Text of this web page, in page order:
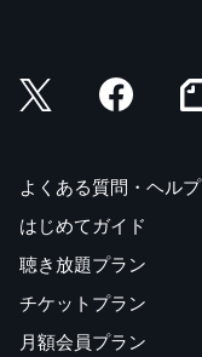
よくある質問・ヘルプ
はじめてガイド
聴き放題プラン
チケットプラン
月額会員プラン